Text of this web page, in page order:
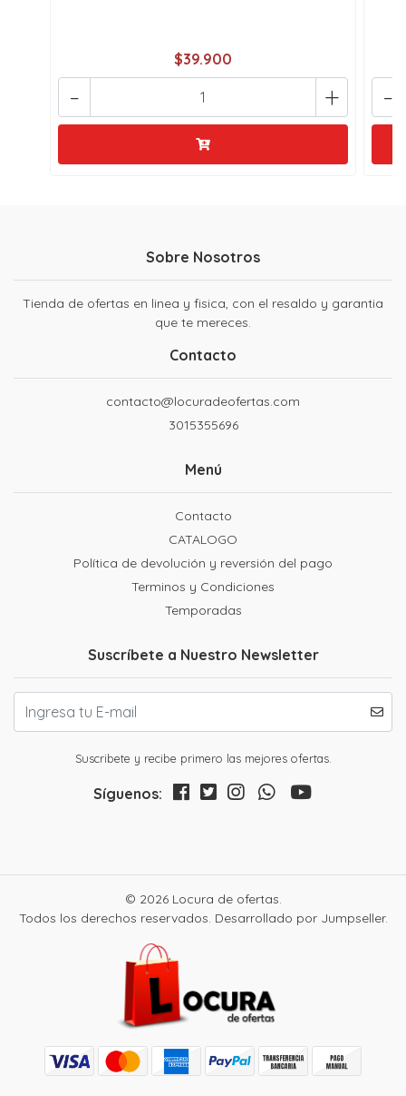
$39.900
+
- -
Sobre Nosotros
Tienda de ofertas en linea y fisica, con el resaldo y garantia
que te mereces.
Contacto
contacto@locuradeofertas.com
3015355696
Menú
Contacto
CATALOGO
Política de devolución y reversión del pago
Terminos y Condiciones
Temporadas
Suscríbete a Nuestro Newsletter
Suscribete y recibe primero las mejores ofertas.
Síguenos:
© 2026 Locura de ofertas.
Todos los derechos reservados. Desarrollado por Jumpseller.